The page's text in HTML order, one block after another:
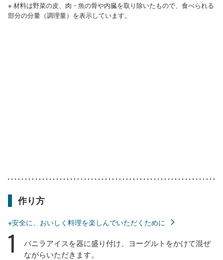
※ 材料は野菜の皮、肉・魚の骨や内臓を取り除いたもので、食べられる
部分の分量（調理量）を表示しています。
作り方
※安全に、おいしく料理を楽しんでいただくために
1
バニラアイスを器に盛り付け、ヨーグルトをかけて混ぜ
ながらいただきます。